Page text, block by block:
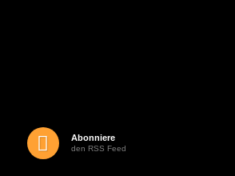
Abonniere
den RSS Feed